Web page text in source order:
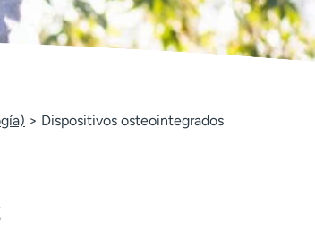
Dispositivos osteointegrados